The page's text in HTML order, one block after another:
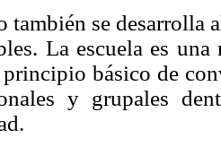
también se desarrolla
La escuela es
básico de
y grupales